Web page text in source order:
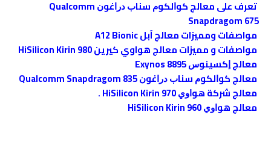
تعرف على معالج ﻛﻮﺍﻟﻜﻮﻡ ﺳﻨﺎﺏ ﺩﺭﺍﻏﻮﻥ Qualcomm
Snapdragom 675
مواصفات ومميزات معالج آبل A12 Bionic
مواصفات و مميزات معالج هواوي كيرين HiSilicon Kirin 980
معالج ﺇﻛﺴﻴﻨﻮﺱ Exynos 8895
معالج ﻛﻮﺍﻟﻜﻮﻡ ﺳﻨﺎﺏ ﺩﺭﺍﻏﻮﻥ Qualcomm Snapdragom 835
ﻣﻌﺎﻟﺞ ﺷﺮﻛﺔ ﻫﻮﺍﻭﻱ HiSilicon Kirin 970 .
معالج ﻫﻮﺍﻭﻱ HiSilicon Kirin 960